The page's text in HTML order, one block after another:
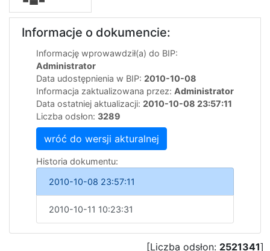
Informacje o dokumencie:
Informację wprowawdził(a) do BIP:
Administrator
Data udostępnienia w BIP: 2010-10-08
Informacja zaktualizowana przez: Administrator
Data ostatniej aktualizacji: 2010-10-08 23:57:11
Liczba odsłon: 3289
wróć do wersji akturalnej
Historia dokumentu:
2010-10-08 23:57:11
2010-10-11 10:23:31
[Liczba odsłon: 2521341]